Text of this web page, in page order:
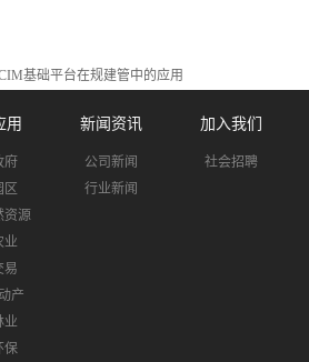
基础平台在规建管中的应用
用
府
区
资源
业
易
产
业
保
新闻资讯
公司新闻
行业新闻
加入我们
社会招聘